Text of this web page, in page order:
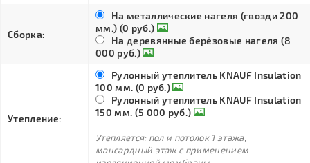
Сборка:
На металлические нагеля (гвозди 200
мм.) (0 руб.)
На деревянные берёзовые нагеля (8
000 руб.)
Утепление:
Рулонный утеплитель KNAUF Insulation
100 мм. (0 руб.)
Рулонный утеплитель KNAUF Insulation
150 мм. (5 000 руб.)
Утепляется: пол и потолок 1 этажа,
мансардный этаж с применением